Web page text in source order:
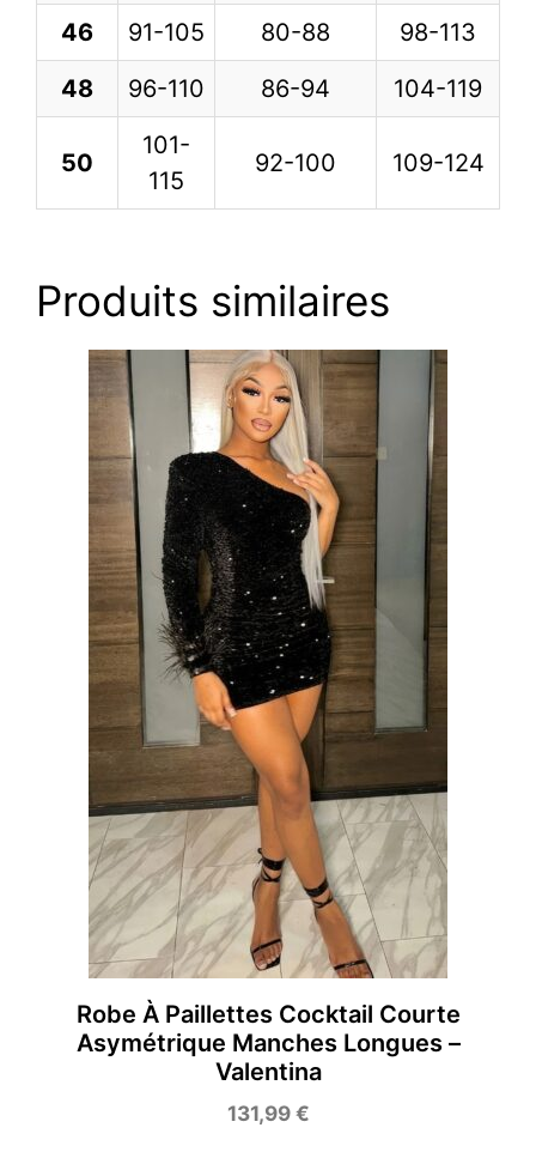
46 91-105 80-88
98-113
48
96-110 86-94 104-119
50
101-
115
92-100 109-124
Produits similaires
Robe À Paillettes Cocktail Courte
Asymétrique Manches Longues –
Valentina
131,99€